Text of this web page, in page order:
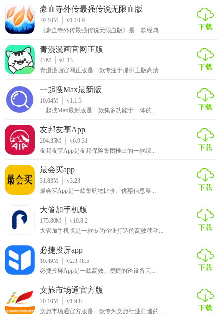
1.无资费观影，所有电视剧电影都是完全无资费为你们大家一
键提供的呢
2.全网热门影源，你爱看的所有热门影源这里基本上也是全部
都有的呢
3.快捷的观影方式，各位可以直接设置自己喜欢的观影方式来
畅享观影
豪血寺外传最强传说无限血版
79.10M
v1.10.9
《豪血寺外传最强传说无限血版》是一款经典...
下载
青漫漫画官网正版
47M
v1.13
青漫漫画官网正版是一款专注于提供正版高清...
下载
一起搜Max最新版
10.04M
v1.1.3
一起搜Max最新版是一款集多功能于一体的...
下载
友邦友享App
204.35M
v6.9.31
友邦友享App是友邦保险集团推出的一款综...
下载
最会买app
31.83M
v3.23
最会买App是一款集购物比价、优惠信息整...
下载
大管加手机版
175.80M
v10.8.2
大管加手机版是一款专为企业打造的高效移动...
下载
必捷投屏app
10.49M
v2.3.48.5
必捷投屏App是一款高效、便捷的跨设备无...
下载
文旅市场通官方版
70.10M
v1.9.8
文旅市场通官方版是一款专为文旅行业打造的...
下载